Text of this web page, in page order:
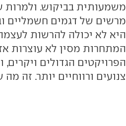
משמעותית בביקוש. ולמרות
מרשים של דגמים חשמליים
היא לא יכולה להרשות
המתחרות מסין לא עוצרות
הפרויקטים הגדולים
צנועים ורווחיים יותר. זה